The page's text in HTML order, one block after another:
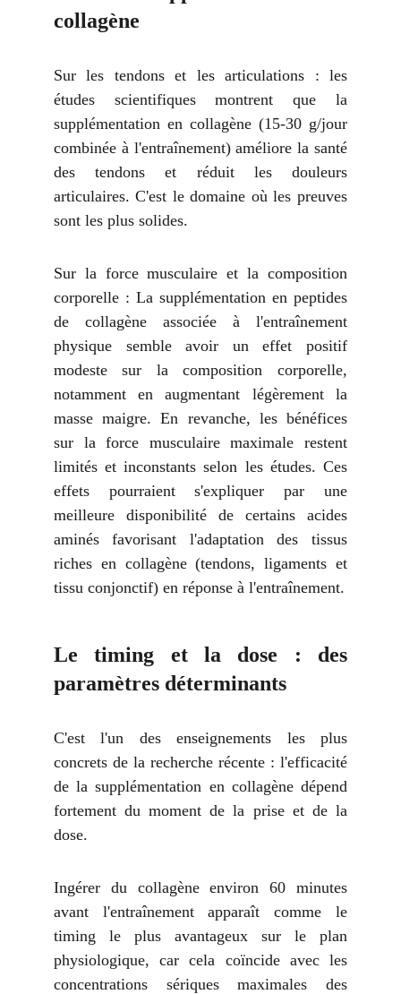
collagène
Sur les tendons et les articulations : les
études scientifiques montrent que la
supplémentation en collagène (15-30 g/jour
combinée à l'entraînement) améliore la santé
des tendons et réduit les douleurs
articulaires. C'est le domaine où les preuves
sont les plus solides.
Sur la force musculaire et la composition
corporelle : La supplémentation en peptides
de collagène associée à l'entraînement
physique semble avoir un effet positif
modeste sur la composition corporelle,
notamment en augmentant légèrement la
masse maigre. En revanche, les bénéfices
sur la force musculaire maximale restent
limités et inconstants selon les études. Ces
effets pourraient s'expliquer par une
meilleure disponibilité de certains acides
aminés favorisant l'adaptation des tissus
riches en collagène (tendons, ligaments et
tissu conjonctif) en réponse à l'entraînement.
Le timing et la dose : des
paramètres déterminants
C'est l'un des enseignements les plus
concrets de la recherche récente : l'efficacité
de la supplémentation en collagène dépend
fortement du moment de la prise et de la
dose.
Ingérer du collagène environ 60 minutes
avant l'entraînement apparaît comme le
timing le plus avantageux sur le plan
physiologique, car cela coïncide avec les
concentrations sériques maximales des